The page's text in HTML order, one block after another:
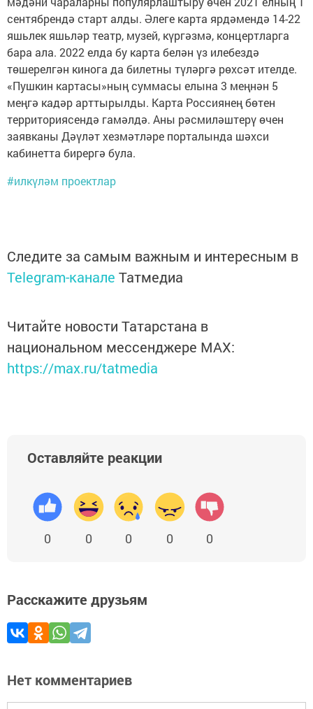
сентябрендә старт алды. Әлеге карта ярдәмендә 14-22
яшьлек яшьләр театр, музей, күргәзмә, концертларга
бара ала. 2022 елда бу карта белән үз илебездә
төшерелгән кинога да билетны түләргә рөхсәт ителде.
«Пушкин картасы»ның суммасы елына 3 меңнән 5
меңгә кадәр арттырылды. Карта Россиянең бөтен
территориясендә гамәлдә. Аны рәсмиләштерү өчен
заявканы Дәүләт хезмәтләре порталында шәхси
кабинетта бирергә була.
#илкүләм проектлар
Следите за самым важным и интересным в
Telegram-канале Татмедиа
Читайте новости Татарстана в
национальном мессенджере MАХ:
https://max.ru/tatmedia
Оставляйте реакции
0 0 0 0 0
Расскажите друзьям
Нет комментариев